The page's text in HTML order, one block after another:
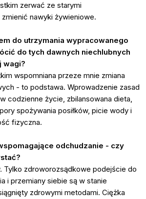
zerwać ze starymi
nawyki żywieniowe.
do utrzymania wypracowanego
do tych dawnych niechlubnych
wagi?
wspomniana przeze mnie zmiana
- to podstawa. Wprowadzenie zasad
codzienne życie, zbilansowana dieta,
spożywania posiłków, picie wody i
fizyczna.
odchudzanie - czy
Tylko zdroworozsądkowe podejście do
i przemiany siebie są w stanie
zdrowymi metodami. Ciężka